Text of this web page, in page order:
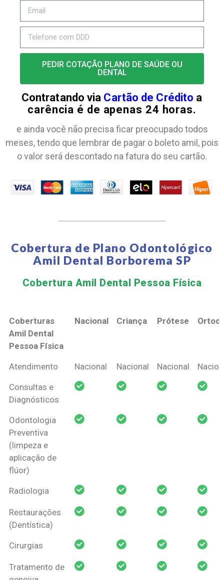
PEDIR COTAÇÃO PLANO DE SAÚDE OU
DENTAL
Contratando via Cartão de Crédito a
carência é de apenas 24 horas.
e ainda você não precisa ficar preocupado todos
meses, tendo que lembrar de pagar o boleto amil, pois
o valor será descontado na fatura do seu cartão.
Cobertura de Plano Odontológico
Amil Dental Borborema SP
Cobertura Amil Dental Pessoa Física​
Coberturas
Amil Dental
Pessoa Física
Nacional Criança Prótese
Coberturas
Pessoa Física
Nacional Criança Prótese
Atendimento Nacional Nacional Nacional
Consultas e
Diagnósticos
Odontologia
Preventiva
(limpeza e
aplicação de
flúor)
Radiologia
Restaurações
(Dentística)
Cirurgias
Tratamento de